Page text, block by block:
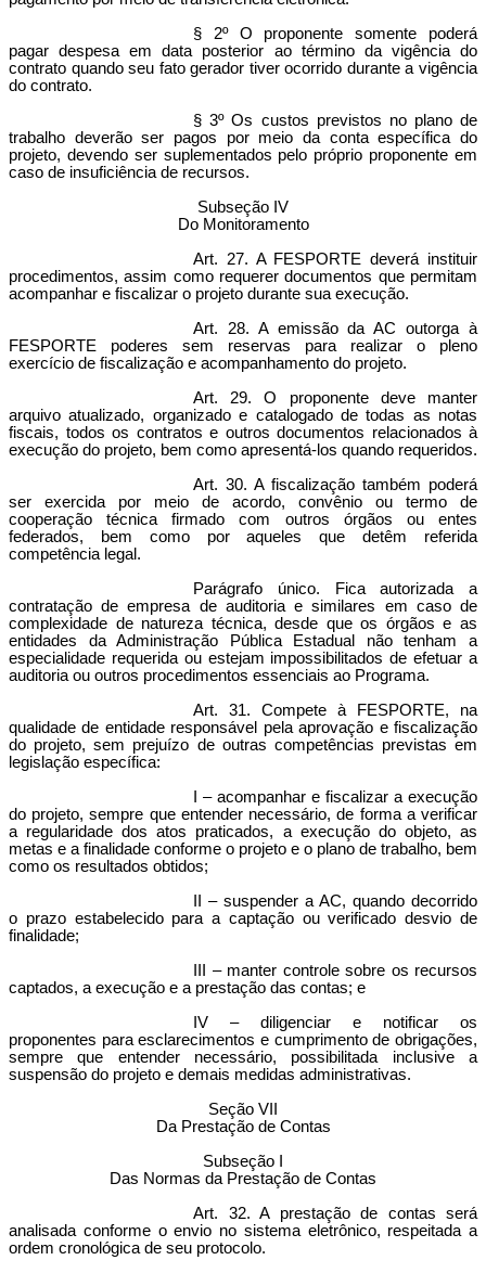
§ 2º O proponente somente poderá
pagar despesa em data posterior ao término da vigência do
contrato quando seu fato gerador tiver ocorrido durante a vigência
do contrato.
§ 3º Os custos previstos no plano de
trabalho deverão ser pagos por meio da conta específica do
projeto, devendo ser suplementados pelo próprio proponente em
caso de insuficiência de recursos.
Subseção IV
Do Monitoramento
Art. 27. A FESPORTE deverá instituir
procedimentos, assim como requerer documentos que permitam
acompanhar e fiscalizar o projeto durante sua execução.
Art. 28. A emissão da AC outorga à
FESPORTE poderes sem reservas para realizar o pleno
exercício de fiscalização e acompanhamento do projeto.
Art. 29. O proponente deve manter
arquivo atualizado, organizado e catalogado de todas as notas
fiscais, todos os contratos e outros documentos relacionados à
execução do projeto, bem como apresentá-los quando requeridos.
Art. 30. A fiscalização também poderá
ser exercida por meio de acordo, convênio ou termo de
cooperação técnica firmado com outros órgãos ou entes
federados, bem como por aqueles que detêm referida
competência legal.
Parágrafo único. Fica autorizada a
contratação de empresa de auditoria e similares em caso de
complexidade de natureza técnica, desde que os órgãos e as
entidades da Administração Pública Estadual não tenham a
especialidade requerida ou estejam impossibilitados de efetuar a
auditoria ou outros procedimentos essenciais ao Programa.
Art. 31. Compete à FESPORTE, na
qualidade de entidade responsável pela aprovação e fiscalização
do projeto, sem prejuízo de outras competências previstas em
legislação específica:
I – acompanhar e fiscalizar a execução
do projeto, sempre que entender necessário, de forma a verificar
a regularidade dos atos praticados, a execução do objeto, as
metas e a finalidade conforme o projeto e o plano de trabalho, bem
como os resultados obtidos;
II – suspender a AC, quando decorrido
o prazo estabelecido para a captação ou verificado desvio de
finalidade;
III – manter controle sobre os recursos
captados, a execução e a prestação das contas; e
IV – diligenciar e notificar os
proponentes para esclarecimentos e cumprimento de obrigações,
sempre que entender necessário, possibilitada inclusive a
suspensão do projeto e demais medidas administrativas.
Seção VII
Da Prestação de Contas
Subseção I
Das Normas da Prestação de Contas
Art. 32. A prestação de contas será
analisada conforme o envio no sistema eletrônico, respeitada a
ordem cronológica de seu protocolo.